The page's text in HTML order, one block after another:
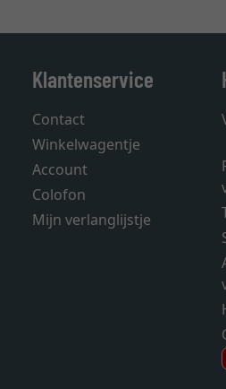
Klantenservice
Contact
Winkelwagentje
Account
Colofon
Mijn verlanglijstje